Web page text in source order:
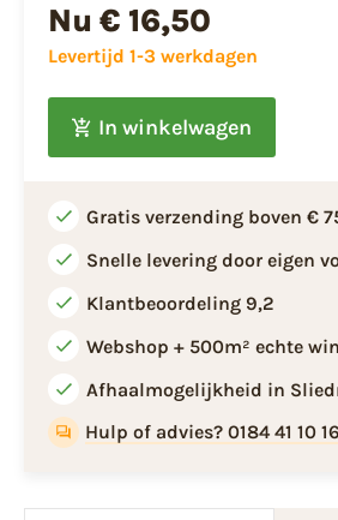
Nu € 16,50
Levertijd 1-3 werkdagen
In winkelwagen
Gratis verzending boven €
Snelle levering door eigen
Klantbeoordeling 9,2
Webshop + 500m² echte
Afhaalmogelijkheid in
Hulp of advies? 0184 41 10 16